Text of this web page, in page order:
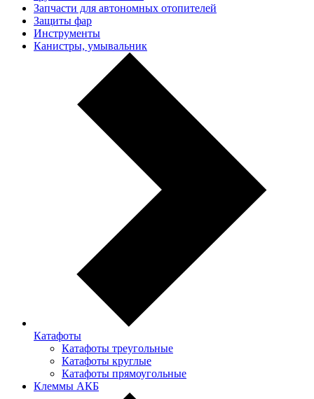
Запчасти для автономных отопителей
Защиты фар
Инструменты
Канистры, умывальник
Катафоты
Катафоты треугольные
Катафоты круглые
Катафоты прямоугольные
Клеммы АКБ